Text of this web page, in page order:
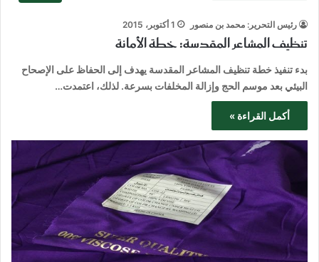
رئيس التحرير: محمد بن منصور 1 أكتوبر، 2015
تنظيف المشاعر المقدسة: خطة الأمانة
بدء تنفيذ خطة تنظيف المشاعر المقدسة يهدف إلى الحفاظ على الإصحاح
البيئي بعد موسم الحج وإزالة المخلفات بسرعة. لذلك، اعتمدت…
أكمل القراءة »